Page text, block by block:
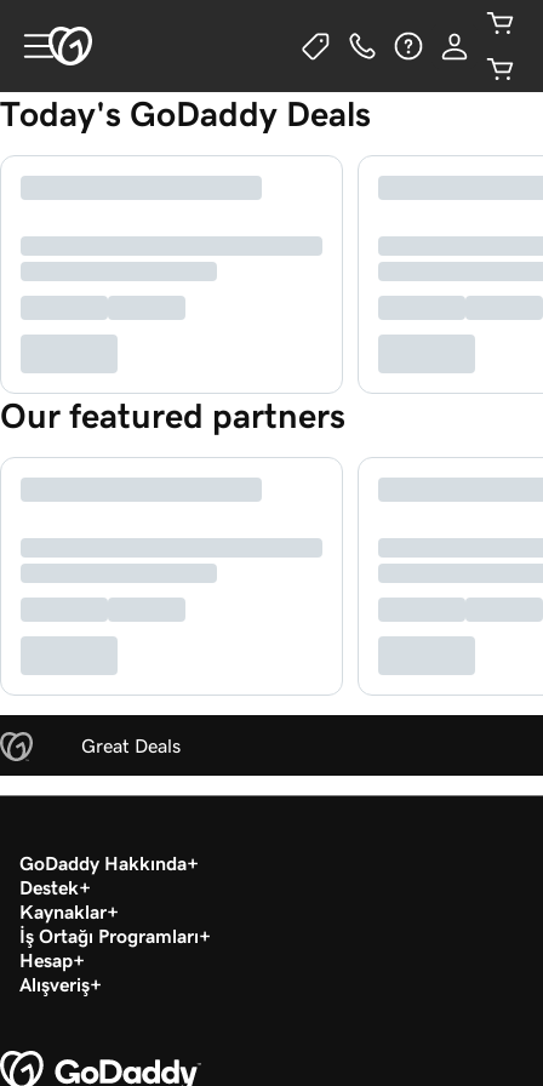
Today's GoDaddy Deals
Our featured partners
Great Deals
GoDaddy Hakkında
Destek
Kaynaklar
İş Ortağı Programları
Hesap
Alışveriş